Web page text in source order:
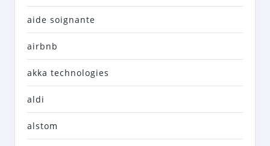
aide soignante
airbnb
akka technologies
aldi
alstom